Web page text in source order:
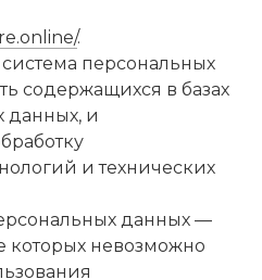
.
персональных
содержащихся в базах
данных, и
и технических
данных —
которых невозможно